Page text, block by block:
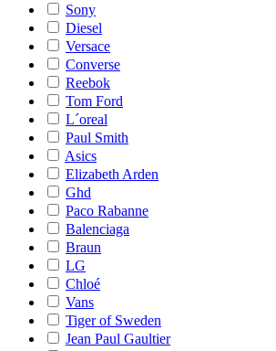
Sony
Diesel
Versace
Converse
Reebok
Tom Ford
L´oreal
Paul Smith
Asics
Elizabeth Arden
Ghd
Paco Rabanne
Balenciaga
Braun
LG
Chloé
Vans
Tiger of Sweden
Jean Paul Gaultier